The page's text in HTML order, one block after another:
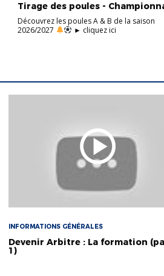
Tirage des poules -
Découvrez les poules A & B de la saison
2026/2027
​ ► cliquez ici
INFORMATIONS GÉNÉRALES
Devenir Arbitre : La formation
1)